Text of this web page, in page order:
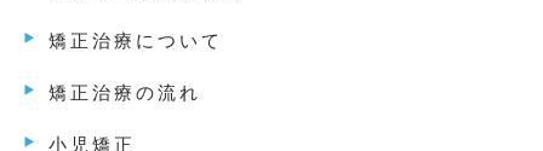
矯正治療について
矯正治療の流れ
小児矯正